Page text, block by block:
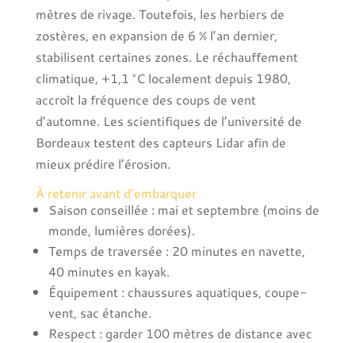
mètres de rivage. Toutefois, les herbiers de
zostères, en expansion de 6 % l’an dernier,
stabilisent certaines zones. Le réchauffement
climatique, +1,1 °C localement depuis 1980,
accroît la fréquence des coups de vent
d’automne. Les scientifiques de l’université de
Bordeaux testent des capteurs Lidar afin de
mieux prédire l’érosion.
À retenir avant d’embarquer
Saison conseillée : mai et septembre (moins de
monde, lumières dorées).
Temps de traversée : 20 minutes en navette,
40 minutes en kayak.
Équipement : chaussures aquatiques, coupe-
vent, sac étanche.
Respect : garder 100 mètres de distance avec